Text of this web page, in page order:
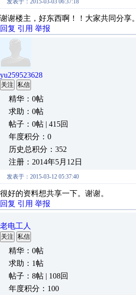
发表于：2015-03-03 06:37:18
谢谢楼主，好东西啊！！大家共同分享。
回复 引用 举报
yu259523628
关注 私信
精华：0帖
求助：0帖
帖子：0帖 | 415回
年度积分：0
历史总积分：352
注册：2014年5月12日
发表于：2015-03-12 05:37:40
很好的资料想共享一下。谢谢。
回复 引用 举报
老电工人
关注 私信
精华：0帖
求助：1帖
帖子：8帖 | 108回
年度积分：100